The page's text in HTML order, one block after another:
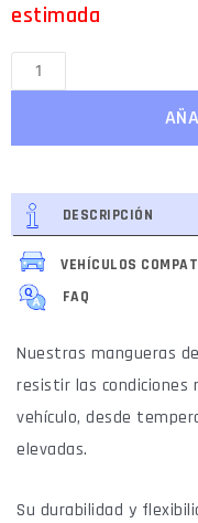
estimada
DESCRIPCIÓN
VEHÍCULOS
FAQ
Nuestras mangueras
resistir las condiciones
vehículo, desde
elevadas.
Su durabilidad y